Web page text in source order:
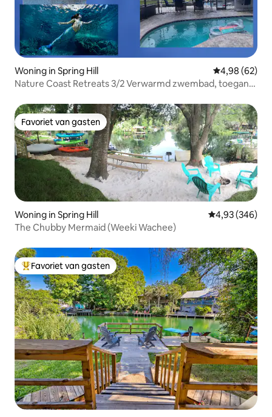
Woning in Spring Hill Gemiddelde
4,98 (62)
Nature Coast Retreats 3/2 Verwarmd zwembad, toegang
Favoriet van gasten
Favoriet van gasten
Woning in Spring Hill Gemiddelde
4,93 (346)
The Chubby Mermaid (Weeki Wachee)
Topfavoriet van gasten
Favoriet van gasten